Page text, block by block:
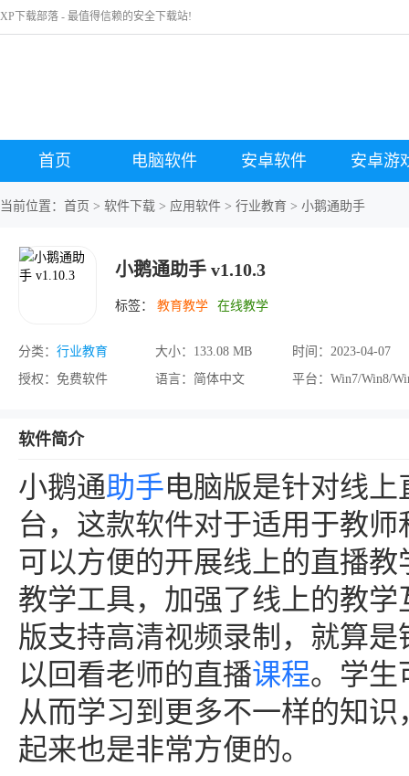
XP下载部落 - 最值得信赖的安全下载站!
首页 电脑软件 安卓软件 安卓游
当前位置： 首页 > 软件下载 > 应用软件 > 行业教育 > 小鹅通助手
小鹅通助手 v1.10.3
标签： 教育教学 在线教学
分类： 行业教育 大小： 133.08 MB 时间： 2023-04-07
授权： 免费软件 语言： 简体中文 平台： Win7/Win8/
软件简介
小鹅通助手电脑版是针对线
台，这款软件对于适用于教
可以方便的开展线上的直播
教学工具，加强了线上的教
版支持高清视频录制，就算
以回看老师的直播课程。学生
从而学习到更多不一样的知
起来也是非常方便的。